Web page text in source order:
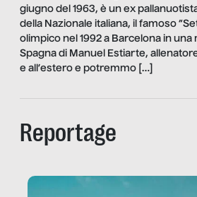
giugno del 1963, è un ex
della Nazionale italiana, il famoso
olimpico nel 1992 a Barcelona in
Spagna di Manuel Estiarte,
e all’estero e potremmo […]
Reportage